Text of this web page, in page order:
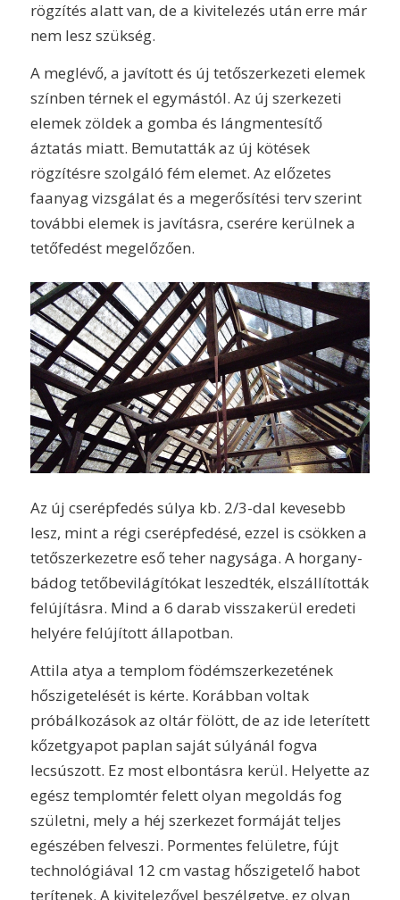
rögzítés alatt van, de a kivitelezés után erre már
nem lesz szükség.
A meglévő, a javított és új tetőszerkezeti elemek
színben térnek el egymástól. Az új szerkezeti
elemek zöldek a gomba és lángmentesítő
áztatás miatt. Bemutatták az új kötések
rögzítésre szolgáló fém elemet. Az előzetes
faanyag vizsgálat és a megerősítési terv szerint
további elemek is javításra, cserére kerülnek a
tetőfedést megelőzően.
Az új cserépfedés súlya kb. 2/3-dal kevesebb
lesz, mint a régi cserépfedésé, ezzel is csökken a
tetőszerkezetre eső teher nagysága. A horgany-
bádog tetőbevilágítókat leszedték, elszállították
felújításra. Mind a 6 darab visszakerül eredeti
helyére felújított állapotban.
Attila atya a templom födémszerkezetének
hőszigetelését is kérte. Korábban voltak
próbálkozások az oltár fölött, de az ide leterített
kőzetgyapot paplan saját súlyánál fogva
lecsúszott. Ez most elbontásra kerül. Helyette az
egész templomtér felett olyan megoldás fog
születni, mely a héj szerkezet formáját teljes
egészében felveszi. Pormentes felületre, fújt
technológiával 12 cm vastag hőszigetelő habot
terítenek. A kivitelezővel beszélgetve, ez olyan